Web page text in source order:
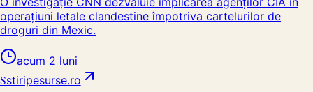
operațiuni letale clandestine împotriva cartelurilor de
droguri din Mexic.
acum 2 luni
Sstiripesurse.ro